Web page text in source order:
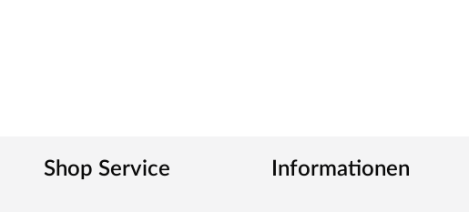
Shop Service Informationen